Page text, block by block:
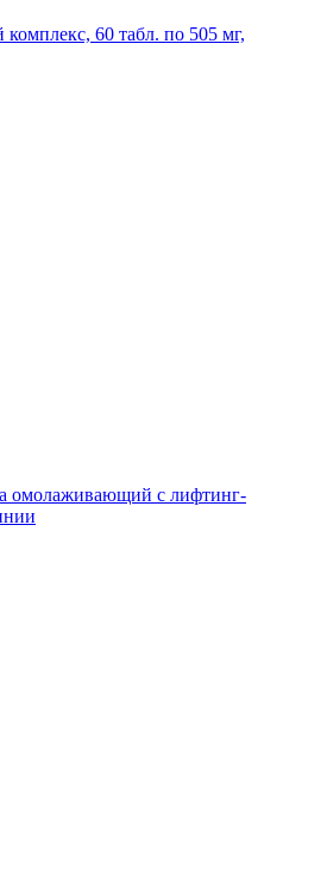
60 табл. по 505 мг,
омолаживающий с лифтинг-